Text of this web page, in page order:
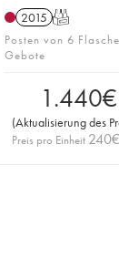
2015 T
Posten von 6
Gebote
1.440€
(Aktualisierung des
Preis pro Einheit 240€